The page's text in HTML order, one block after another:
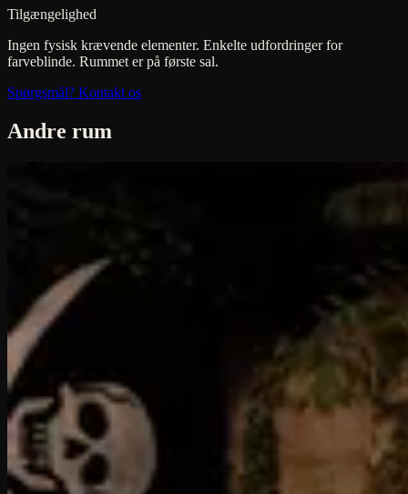
Tilgængelighed
Ingen fysisk krævende elementer. Enkelte udfordringer for
farveblinde. Rummet er på første sal.
Spørgsmål? Kontakt os
Andre rum